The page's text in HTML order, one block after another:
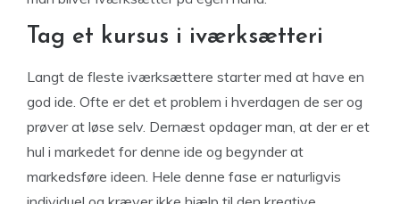
Tag et kursus i iværksætteri
Langt de fleste iværksættere starter med at have en
god ide. Ofte er det et problem i hverdagen de ser og
prøver at løse selv. Dernæst opdager man, at der er et
hul i markedet for denne ide og begynder at
markedsføre ideen. Hele denne fase er naturligvis